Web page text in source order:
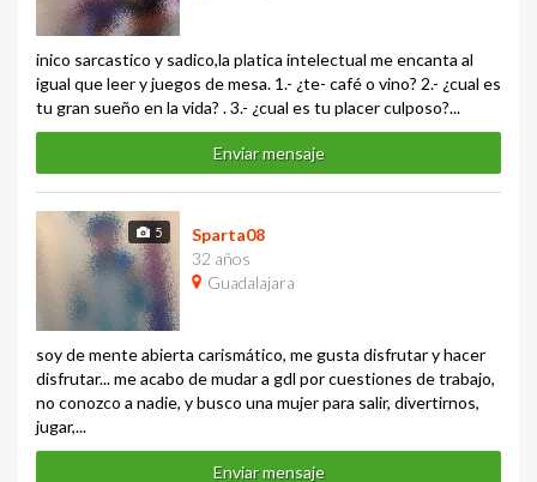
inico sarcastico y sadico,la platica intelectual me encanta al
igual que leer y juegos de mesa. 1.- ¿te- café o vino? 2.- ¿cual es
tu gran sueño en la vida? . 3.- ¿cual es tu placer culposo?...
Enviar mensaje
5
Sparta08
32 años
Guadalajara
soy de mente abierta carismático, me gusta disfrutar y hacer
disfrutar... me acabo de mudar a gdl por cuestiones de trabajo,
no conozco a nadie, y busco una mujer para salir, divertirnos,
jugar,...
Enviar mensaje